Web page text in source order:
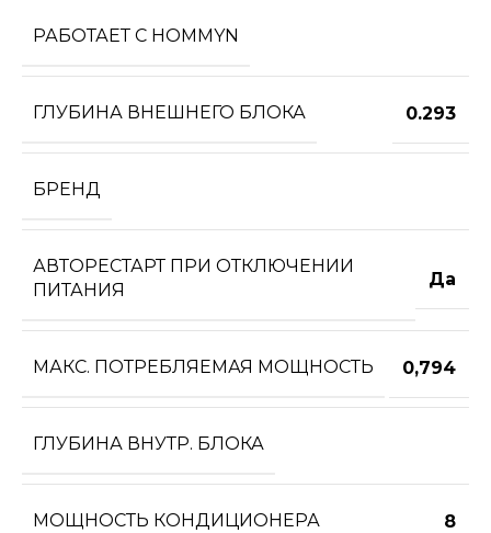
РАБОТАЕТ С HOMMYN
ГЛУБИНА ВНЕШНЕГО БЛОКА 0.293
БРЕНД
АВТОРЕСТАРТ ПРИ ОТКЛЮЧЕНИИ
ПИТАНИЯ
Да
МАКС. ПОТРЕБЛЯЕМАЯ МОЩНОСТЬ 0,794
ГЛУБИНА ВНУТР. БЛОКА
МОЩНОСТЬ КОНДИЦИОНЕРА
8